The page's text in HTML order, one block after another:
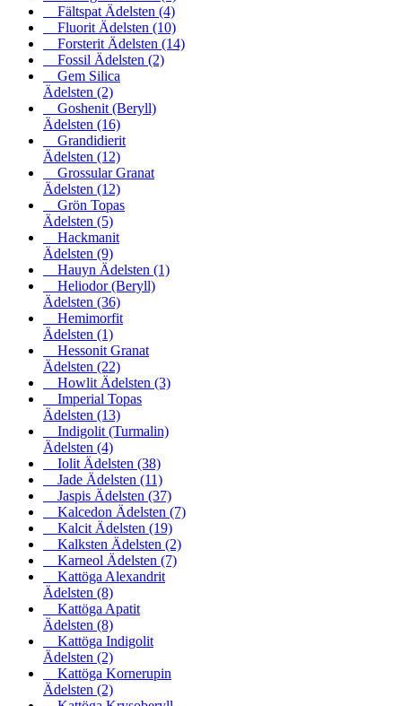
Fältspat Ädelsten (4)
Fluorit Ädelsten (10)
Forsterit Ädelsten (14)
Fossil Ädelsten (2)
Gem Silica
Ädelsten (2)
Goshenit (Beryll)
Ädelsten (16)
Grandidierit
Ädelsten (12)
Grossular Granat
Ädelsten (12)
Grön Topas
Ädelsten (5)
Hackmanit
Ädelsten (9)
Hauyn Ädelsten (1)
Heliodor (Beryll)
Ädelsten (36)
Hemimorfit
Ädelsten (1)
Hessonit Granat
Ädelsten (22)
Howlit Ädelsten (3)
Imperial Topas
Ädelsten (13)
Indigolit (Turmalin)
Ädelsten (4)
Iolit Ädelsten (38)
Jade Ädelsten (11)
Jaspis Ädelsten (37)
Kalcedon Ädelsten (7)
Kalcit Ädelsten (19)
Kalksten Ädelsten (2)
Karneol Ädelsten (7)
Kattöga Alexandrit
Ädelsten (8)
Kattöga Apatit
Ädelsten (8)
Kattöga Indigolit
Ädelsten (2)
Kattöga Kornerupin
Ädelsten (2)